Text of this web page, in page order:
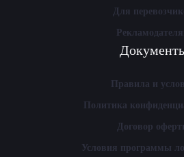
Для
Правила и
Политика
Договор
Условия программы